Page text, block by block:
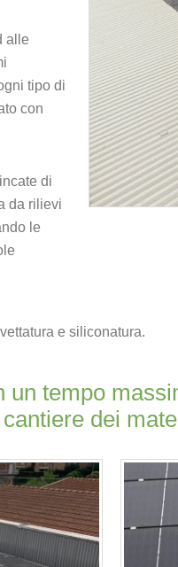
alle
tipo di
con
di
da rilievi
le
e siliconatura.
tempo
cantiere dei